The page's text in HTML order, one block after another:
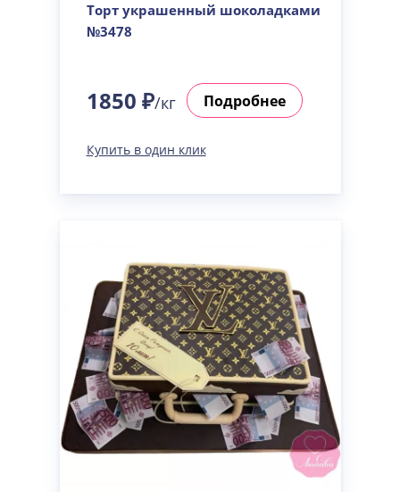
Торт украшенный шоколадками
№3478
1850 ₽/кг Подробнее
Купить в один клик